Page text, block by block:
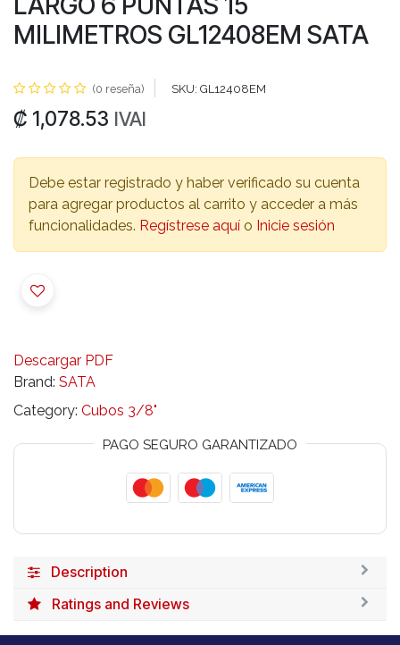
MILIMETROS GL12408EM SATA
(0 reseña) SKU: GL12408EM
₡ 1,078.53 IVAI
Debe estar registrado y haber verificado su cuenta
para agregar productos al carrito y acceder a más
funcionalidades. Regístrese aquí o Inicie sesión
Descargar PDF
Brand: SATA
Category: Cubos 3/8"
PAGO SEGURO GARANTIZADO
Description
Ratings and Reviews